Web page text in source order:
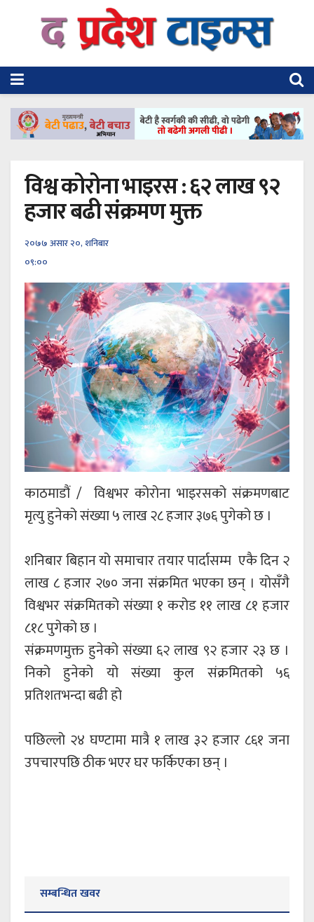
विश्व कोरोना भाइरस : ६२ लाख ९२
हजार बढी संक्रमण मुक्त
२०७७ असार २०, शनिबार
०९:००
काठमाडौं / विश्वभर कोरोना भाइरसको संक्रमणबाट
मृत्यु हुनेको संख्या ५ लाख २८ हजार ३७६ पुगेको छ ।
शनिबार बिहान यो समाचार तयार पार्दासम्म एकै दिन २
लाख ८ हजार २७० जना संक्रमित भएका छन् । योसँगै
विश्वभर संक्रमितको संख्या १ करोड ११ लाख ८१ हजार
८१८ पुगेको छ ।
संक्रमणमुक्त हुनेको संख्या ६२ लाख ९२ हजार २३ छ ।
निको हुनेको यो संख्या कुल संक्रमितको ५६
प्रतिशतभन्दा बढी हो
पछिल्लो २४ घण्टामा मात्रै १ लाख ३२ हजार ८६१ जना
उपचारपछि ठीक भएर घर फर्किएका छन् ।
सम्बन्धित खवर